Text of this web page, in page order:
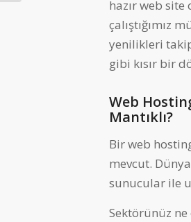
hazır web
çalıştığımız
yenilikleri
gibi kısır bir
Web
Mantıklı?
Bir web
mevcut.
sunucular ile
Sektörünüz